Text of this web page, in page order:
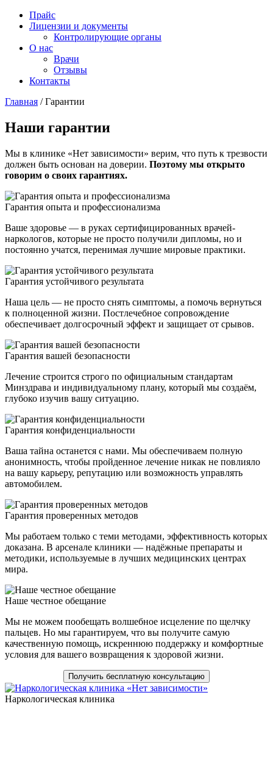
Прайс
Лицензии и документы
Контролирующие органы
О нас
Врачи
Отзывы
Контакты
Главная /Гарантии
Наши гарантии
Мы в клинике «Нет зависимости» верим, что путь к трезвости
должен быть основан на доверии. Поэтому мы открыто
говорим о своих гарантиях.
Гарантия опыта и профессионализма
Ваше здоровье — в руках сертифицированных врачей-
наркологов, которые не просто получили дипломы, но и
постоянно учатся, перенимая лучшие мировые практики.
Гарантия устойчивого результата
Наша цель — не просто снять симптомы, а помочь вернуться
к полноценной жизни. Постлечебное сопровождение
обеспечивает долгосрочный эффект и защищает от срывов.
Гарантия вашей безопасности
Лечение строится строго по официальным стандартам
Минздрава и индивидуальному плану, который мы создаём,
глубоко изучив вашу ситуацию.
Гарантия конфиденциальности
Ваша тайна останется с нами. Мы обеспечиваем полную
анонимность, чтобы пройденное лечение никак не повлияло
на вашу карьеру, репутацию или возможность управлять
автомобилем.
Гарантия проверенных методов
Мы работаем только с теми методами, эффективность которых
доказана. В арсенале клиники — надёжные препараты и
методики, используемые в лучших медицинских центрах
мира.
Наше честное обещание
Мы не можем пообещать волшебное исцеление по щелчку
пальцев. Но мы гарантируем, что вы получите самую
качественную помощь, искреннюю поддержку и комфортные
условия для вашего возвращения к здоровой жизни.
Получить бесплатную консультацию
Наркологическая клиника